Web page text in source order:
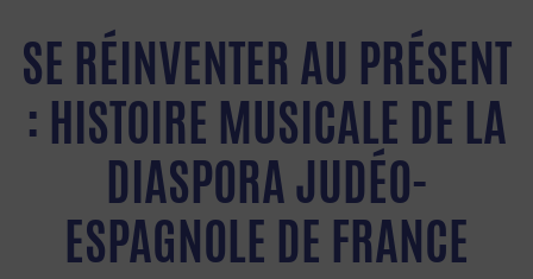
SE RÉINVENTER AU PRÉSENT
: HISTOIRE MUSICALE DE LA
DIASPORA JUDÉO-
ESPAGNOLE DE FRANCE